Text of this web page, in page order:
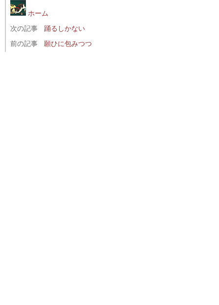
ホーム
次の記事
踊るしかない
前の記事
願ひに包みつつ